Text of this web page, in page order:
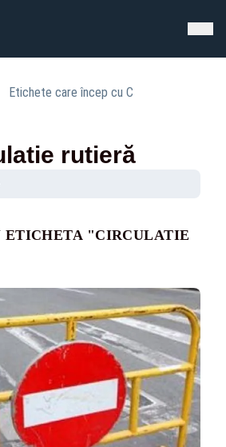
Etichete care încep cu C
rutieră
ETICHETA "CIRCULATIE